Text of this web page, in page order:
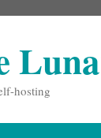
hosting